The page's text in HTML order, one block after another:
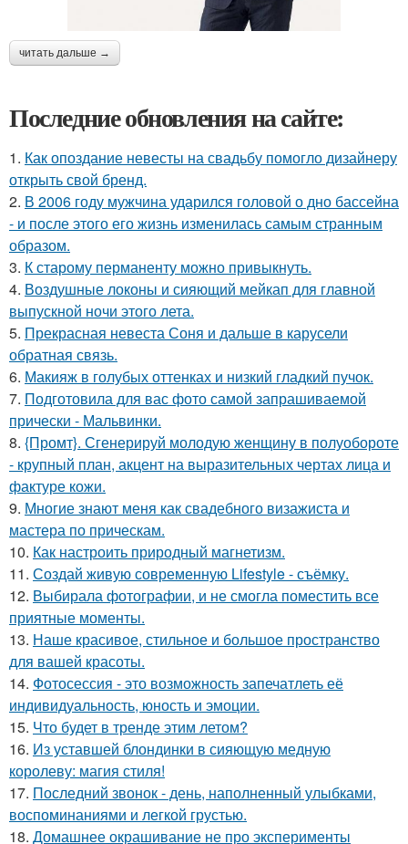
читать дальше →
Последние обновления на сайте:
1. Как опоздание невесты на свадьбу помогло дизайнеру
открыть свой бренд.
2. В 2006 году мужчина ударился головой о дно бассейна
- и после этого его жизнь изменилась самым странным
образом.
3. К старому перманенту можно привыкнуть.
4. Воздушные локоны и сияющий мейкап для главной
выпускной ночи этого лета.
5. Прекрасная невеста Соня и дальше в карусели
обратная связь.
6. Макияж в голубых оттенках и низкий гладкий пучок.
7. Подготовила для вас фото самой запрашиваемой
прически - Мальвинки.
8. {Промт}. Сгенерируй молодую женщину в полуобороте
- крупный план, акцент на выразительных чертах лица и
фактуре кожи.
9. Многие знают меня как свадебного визажиста и
мастера по прическам.
10. Как настроить природный магнетизм.
11. Создай живую современную Lifestyle - съёмку.
12. Выбирала фотографии, и не смогла поместить все
приятные моменты.
13. Наше красивое, стильное и большое пространство
для вашей красоты.
14. Фотосессия - это возможность запечатлеть её
индивидуальность, юность и эмоции.
15. Что будет в тренде этим летом?
16. Из уставшей блондинки в сияющую медную
королеву: магия стиля!
17. Последний звонок - день, наполненный улыбками,
воспоминаниями и легкой грустью.
18. Домашнее окрашивание не про эксперименты